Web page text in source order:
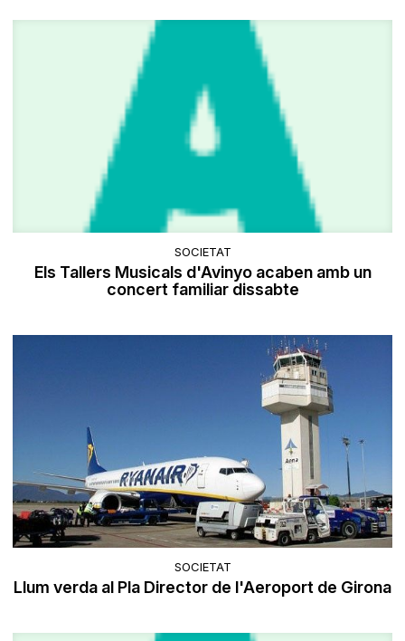
SOCIETAT
Els Tallers Musicals d'Avinyo acaben amb un
concert familiar dissabte
SOCIETAT
Llum verda al Pla Director de l'Aeroport de Girona